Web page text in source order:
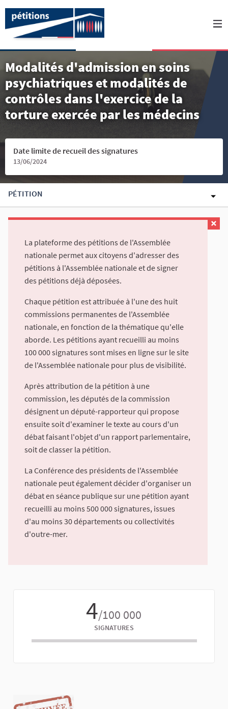
Modalités d'admission en soins
psychiatriques et modalités de
contrôles dans l'exercice de la
torture exercée par les médecins
Date limite de recueil des signatures
13/06/2024
PÉTITION
La plateforme des pétitions de l'Assemblée
nationale permet aux citoyens d'adresser des
pétitions à l'Assemblée nationale et de signer
des pétitions déjà déposées.
Chaque pétition est attribuée à l'une des huit
commissions permanentes de l'Assemblée
nationale, en fonction de la thématique qu'elle
aborde. Les pétitions ayant recueilli au moins
100 000 signatures sont mises en ligne sur le site
de l'Assemblée nationale pour plus de visibilité.
Après attribution de la pétition à une
commission, les députés de la commission
désignent un député-rapporteur qui propose
ensuite soit d'examiner le texte au cours d'un
débat faisant l'objet d'un rapport parlementaire,
soit de classer la pétition.
La Conférence des présidents de l'Assemblée
nationale peut également décider d'organiser un
débat en séance publique sur une pétition ayant
recueilli au moins 500 000 signatures, issues
d'au moins 30 départements ou collectivités
d'outre-mer.
4/100 000
SIGNATURES